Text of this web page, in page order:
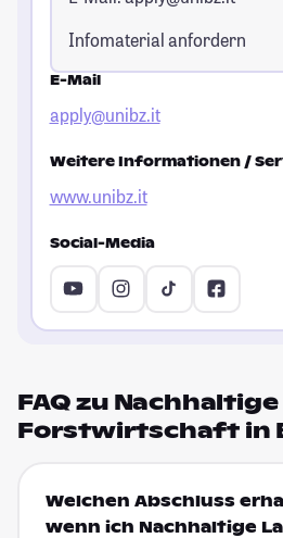
Infomaterial anfordern
E-Mail
apply@unibz.it
Weitere Informationen /
www.unibz.it
Social-Media
FAQ zu
Forstwirtschaft in
Welchen Abschluss
wenn ich Nachhaltige